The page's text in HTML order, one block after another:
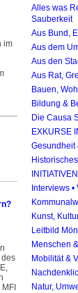
im
Alles was
Sauberkeit
Aus Bund,
Aus dem
Aus den
Aus Rat,
Bauen,
Bildung &
Die Causa
EXKURSE
Gesundheit
INITIATIVEN
Interviews •
Kunst,
Leitbild
Menschen
Mobilität &
Natur,